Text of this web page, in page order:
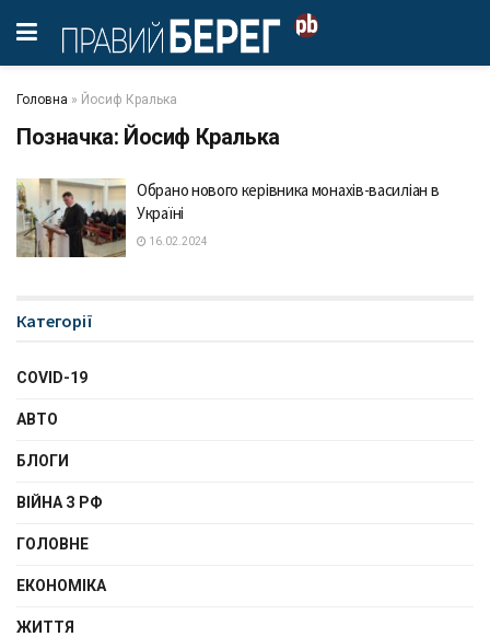
Головна » Йосиф Кралька
Позначка: Йосиф Кралька
Обрано нового керівника монахів-василіан в
Україні
16.02.2024
Категорії
COVID-19
АВТО
БЛОГИ
ВІЙНА З РФ
ГОЛОВНЕ
ЕКОНОМІКА
ЖИТТЯ